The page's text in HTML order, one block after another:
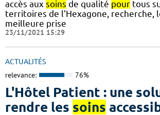
accès aux soins de qualité pour tous
territoires de l’Hexagone, recherche,
meilleure prise
23/11/2021 15:29
ACTUALITÉS
relevance: 76%
L'Hôtel Patient : une
rendre les soins